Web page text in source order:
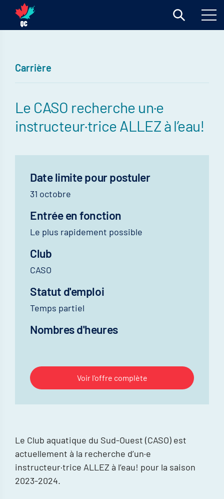
Carrière
Le CASO recherche un·e
instructeur·trice ALLEZ à l’eau!
Le Club aquatique du Sud-Ouest (CASO) est
actuellement à la recherche d’un·e
instructeur·trice ALLEZ à l’eau! pour la saison
2023-2024.
Date limite pour postuler
31 octobre
Entrée en fonction
Le plus rapidement possible
Club
CASO
Statut d'emploi
Temps partiel
Nombres d'heures
Voir l'offre complète